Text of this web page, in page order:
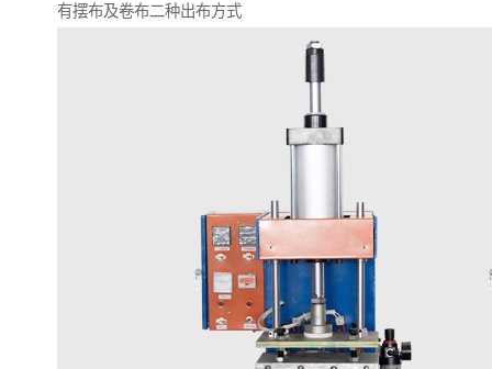
有摆布及卷布二种出布方式